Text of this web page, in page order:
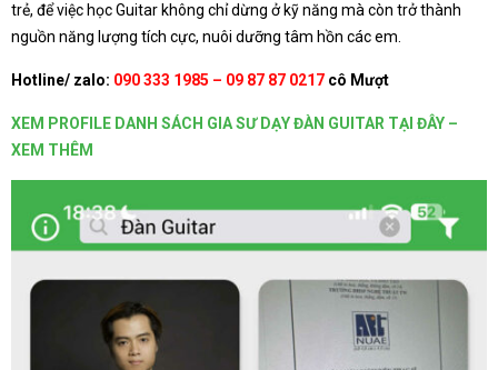
trẻ, để việc học Guitar không chỉ dừng ở kỹ năng mà còn trở thành
nguồn năng lượng tích cực, nuôi dưỡng tâm hồn các em.
Hotline/ zalo: 090 333 1985 – 09 87 87 0217 cô Mượt
XEM PROFILE DANH SÁCH GIA SƯ DẠY ĐÀN GUITAR TẠI ĐÂY –
XEM THÊM